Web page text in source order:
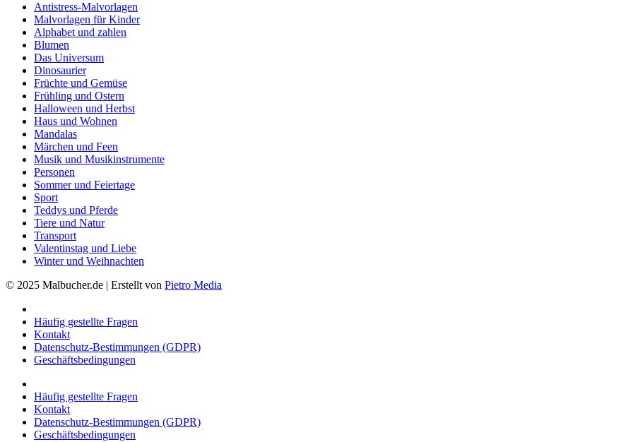
Antistress-Malvorlagen
Malvorlagen für Kinder
Alphabet und zahlen
Blumen
Das Universum
Dinosaurier
Früchte und Gemüse
Frühling und Ostern
Halloween und Herbst
Haus und Wohnen
Mandalas
Märchen und Feen
Musik und Musikinstrumente
Personen
Sommer und Feiertage
Sport
Teddys und Pferde
Tiere und Natur
Transport
Valentinstag und Liebe
Winter und Weihnachten
© 2025 Malbucher.de | Erstellt von Pietro Media
Häufig gestellte Fragen
Kontakt
Datenschutz-Bestimmungen (GDPR)
Geschäftsbedingungen
Häufig gestellte Fragen
Kontakt
Datenschutz-Bestimmungen (GDPR)
Geschäftsbedingungen